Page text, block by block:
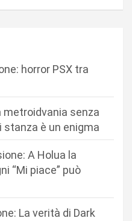
horror PSX tra
metroidvania senza
è un enigma
A Holua la
“Mi piace” può
La verità di Dark